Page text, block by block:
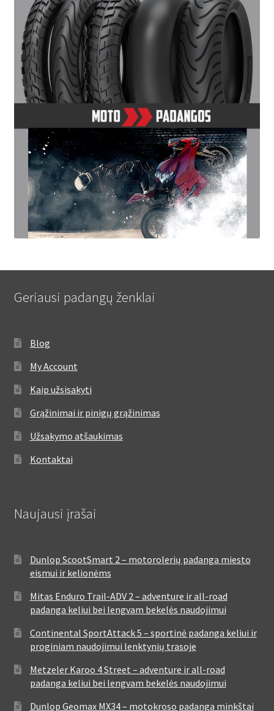
Geriausi padangų ženklai
Blog
My Account
Kaip užsisakyti
Grąžinimai ir pinigų grąžinimas
Užsakymo atšaukimas
Kontaktai
Naujausi įrašai
Dunlop ScootSmart 2 – motorolerių padanga miesto
eismui ir kelionėms
Mitas Enduro Trail-ADV 2 – adventure ir all-road
padanga keliui bei lengvam bekelės naudojimui
Continental SportAttack 5 – sportinė padanga keliui ir
proginiam naudojimui lenktynių trasoje
Metzeler Karoo 4 Street – adventure ir all-road
padanga keliui bei lengvam bekelės naudojimui
Dunlop Geomax MX34 – motokroso padanga minkštai